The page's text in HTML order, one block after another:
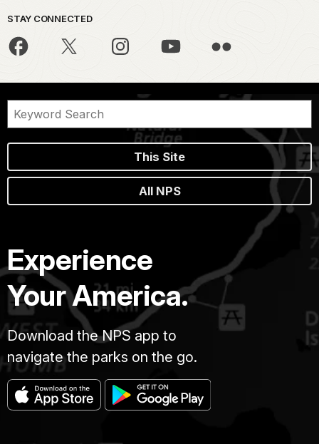
STAY CONNECTED
This Site
All NPS
Experience
Your America.
Download the NPS app to
navigate the parks on the go.